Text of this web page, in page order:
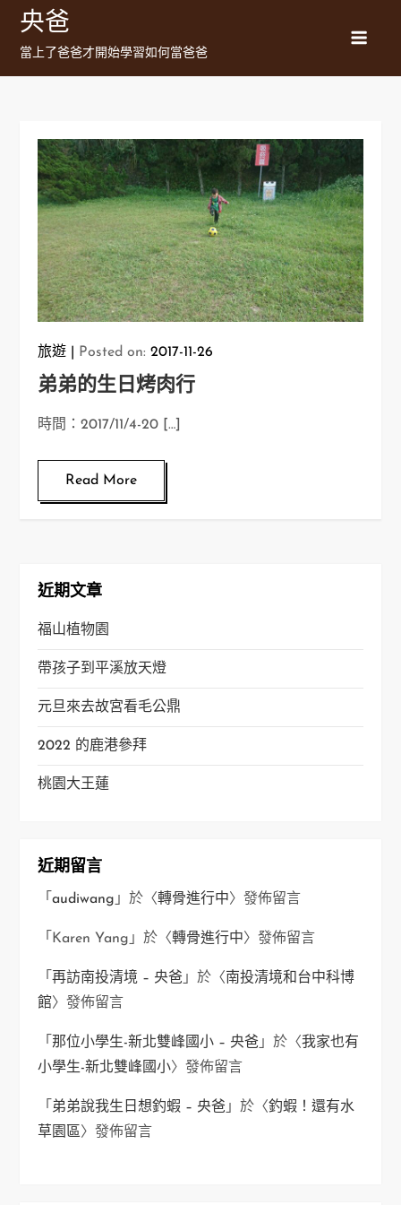
Skip
content
央爸
當上了爸爸才開始學習如何當爸爸
旅遊 Posted on:2017-11-26
弟弟的生日烤肉行
時間：2017/11/4-20 […]
Read More
近期文章
福山植物園
帶孩子到平溪放天燈
元旦來去故宮看毛公鼎
2022 的鹿港參拜
桃園大王蓮
近期留言
「audiwang 」於〈轉骨進行中〉發佈留言
「 Karen Yang 」於〈轉骨進行中〉發佈留言
「再訪南投清境 – 央爸 」於〈南投清境和台中科博
館〉發佈留言
「那位小學生-新北雙峰國小 – 央爸 」於〈我家也有
小學生-新北雙峰國小〉發佈留言
「 弟弟說我生日想釣蝦 – 央爸 」於〈釣蝦！還有水
草園區〉發佈留言